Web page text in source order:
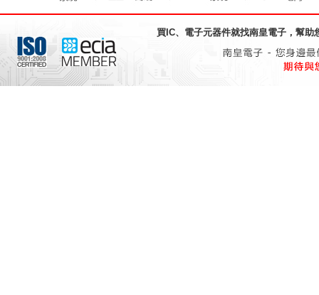
買IC、電子元器件就找南皇電子 ，幫